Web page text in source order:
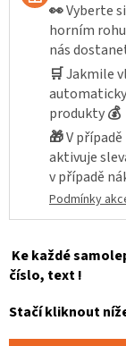
👀Vyberte
horním
nás
🛒Jakmile
produkty💰
🎁V
aktivuje
v případě
Podmínky
Ke každé
číslo, text !
Stačí kliknout